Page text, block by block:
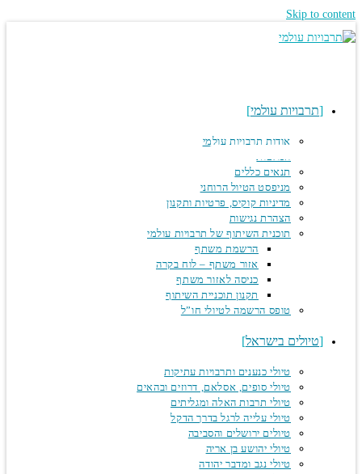
Skip to
תרבויות עולמי
אודות תרבויות עולמי
המלצות
תנאים כללים
מניפסט הטיול הרוחני
מדיניות קוקיס, פרטיות ותקנון
הצהרת נגישות
תוכנית השיתוף של תרבויות עולמי
הרשמת משתף
אזור משתף – לוח בקרה
כניסה לאזור משתף
תקנון תוכניית השיתוף
טופס הרשמה לטיולי חו”ל
טיולים בישראל
טיולי כנענים ותרבויות עתיקות
טיולי סופים, אסלאם, דרוזים ובהאים
טיולי תרבות האלה ומגליתים
טיולי עלייה לרגל בדרך הדקל
טיולים ירושלים והסביבה
טיולי יהושע בן אריה
טיולי נגב ומדבר יהודה